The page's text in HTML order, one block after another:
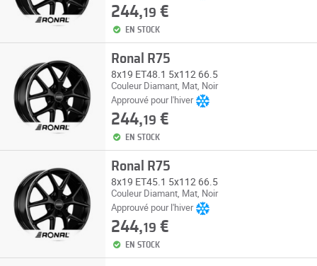
244,19 €
EN STOCK
Ronal R75
8x19 ET48.1 5x112 66.5
Couleur Diamant, Mat, Noir
Approuvé pour l'hiver
244,19 €
EN STOCK
Ronal R75
8x19 ET45.1 5x112 66.5
Couleur Diamant, Mat, Noir
Approuvé pour l'hiver
244,19 €
EN STOCK